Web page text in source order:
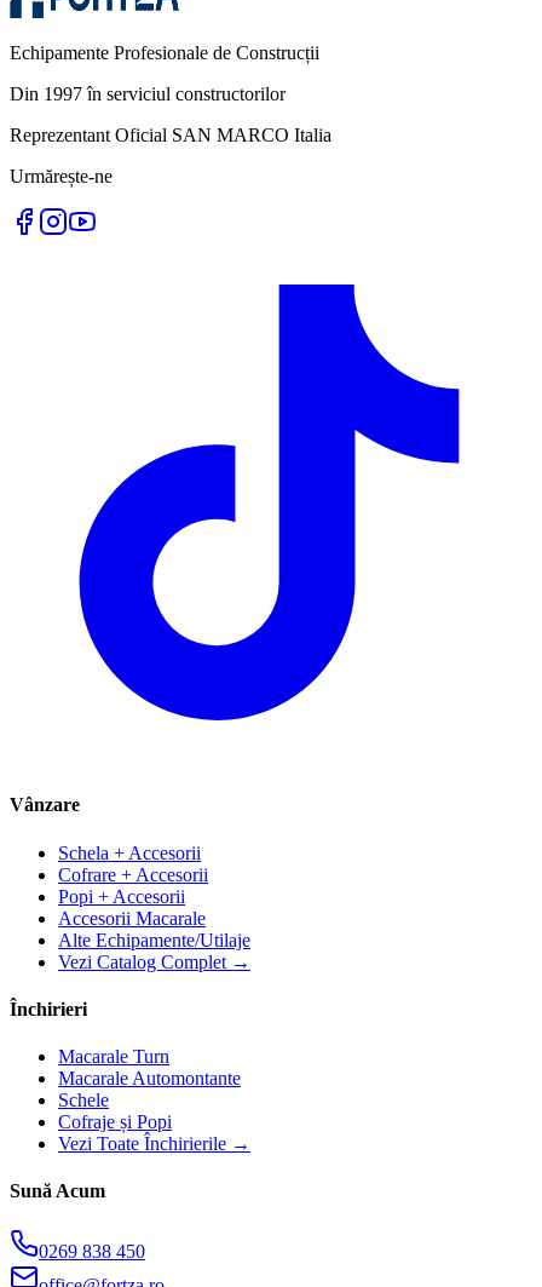
Echipamente Profesionale de Construcții
Din 1997 în serviciul constructorilor
Reprezentant Oficial SAN MARCO Italia
Urmărește-ne
Vânzare
Schela + Accesorii
Cofrare + Accesorii
Popi + Accesorii
Accesorii Macarale
Alte Echipamente/Utilaje
Vezi Catalog Complet →
Închirieri
Macarale Turn
Macarale Automontante
Schele
Cofraje și Popi
Vezi Toate Închirierile →
Sună Acum
0269 838 450